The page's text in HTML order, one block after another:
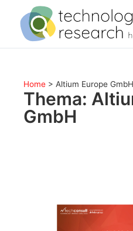
Home > Altium Europe GmbH
Thema:
GmbH